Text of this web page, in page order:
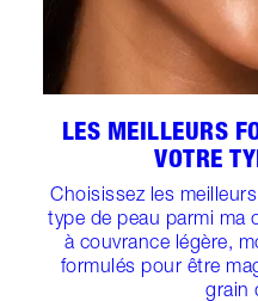
LES MEILLEURS
VOTRE
Choisissez les
type de peau parmi ma
à couvrance légère,
formulés pour être
grain